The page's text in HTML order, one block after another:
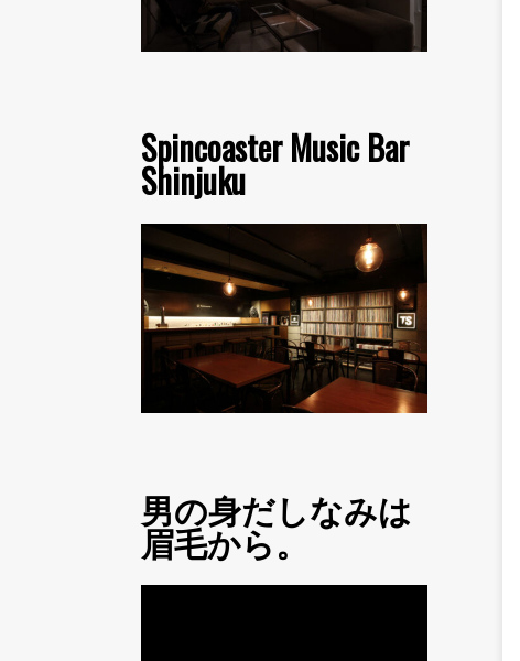
Spincoaster Music Bar
Shinjuku
男の身だしなみは
眉毛から。